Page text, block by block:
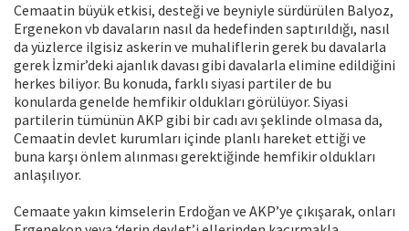
Cemaatin büyük etkisi, desteği ve beyniyle sürdürülen Balyoz,
Ergenekon vb davaların nasıl da hedefinden saptırıldığı, nasıl
da yüzlerce ilgisiz askerin ve muhaliflerin gerek bu davalarla
gerek İzmir’deki ajanlık davası gibi davalarla elimine edildiğini
herkes biliyor. Bu konuda, farklı siyasi partiler de bu
konularda genelde hemfikir oldukları görülüyor. Siyasi
partilerin tümünün AKP gibi bir cadı avı şeklinde olmasa da,
Cemaatin devlet kurumları içinde planlı hareket ettiği ve
buna karşı önlem alınması gerektiğinde hemfikir oldukları
anlaşılıyor.
Cemaate yakın kimselerin Erdoğan ve AKP’ye çıkışarak, onları